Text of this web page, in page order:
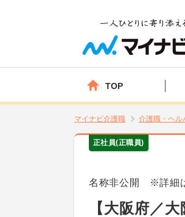
TOP
マイナビ介護職 介護職・ヘル
正社員(正職員)
名称非公開 ※詳細は
【大阪府／